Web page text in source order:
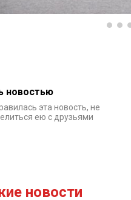
разработаны
по решению проблем,